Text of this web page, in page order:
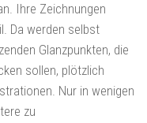
Ihre Zeichnungen
Da werden selbst
Glanzpunkten, die
sollen, plötzlich
Nur in wenigen
zu